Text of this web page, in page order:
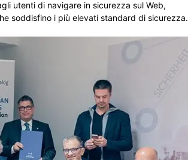
utenti di navigare in sicurezza sul Web,
soddisfino i più elevati standard di sicurezza.